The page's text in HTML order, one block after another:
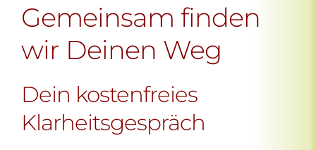
Gemeinsam finden
wir Deinen Weg
Dein kostenfreies
Klarheitsgespräch